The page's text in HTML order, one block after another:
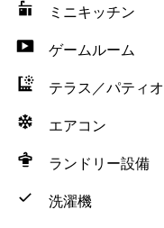
ミニキッチン
ゲームルーム
テラス／パティオ
エアコン
ランドリー設備
洗濯機